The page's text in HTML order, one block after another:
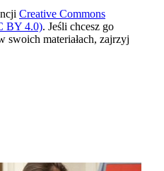
Creative Commons
BY 4.0). Jeśli chcesz go
swoich materiałach, zajrzyj